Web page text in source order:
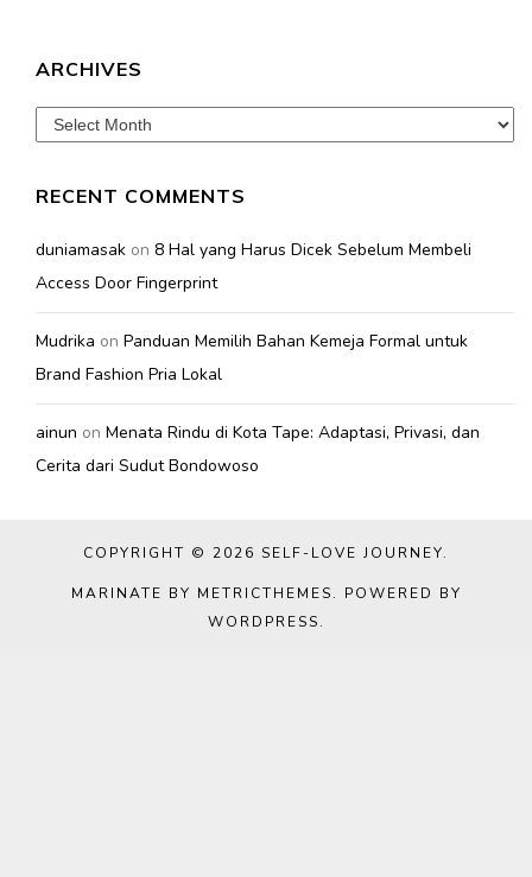
ARCHIVES
Archives
RECENT COMMENTS
duniamasak on 8 Hal yang Harus Dicek Sebelum Membeli
Access Door Fingerprint
Mudrika on Panduan Memilih Bahan Kemeja Formal untuk
Brand Fashion Pria Lokal
ainun on Menata Rindu di Kota Tape: Adaptasi, Privasi, dan
Cerita dari Sudut Bondowoso
COPYRIGHT © 2026 SELF-LOVE JOURNEY.
MARINATE BY METRICTHEMES. POWERED BY
WORDPRESS.